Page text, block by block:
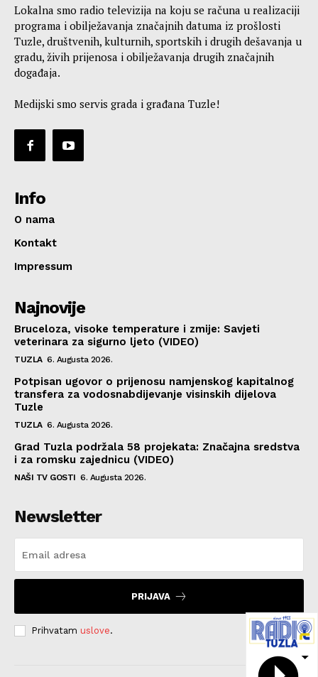
Lokalna smo radio televizija na koju se računa u realizaciji
programa i obilježavanja značajnih datuma iz prošlosti
Tuzle, društvenih, kulturnih, sportskih i drugih dešavanja u
gradu, živih prijenosa i obilježavanja drugih značajnih
događaja.
Medijski smo servis grada i građana Tuzle!
Info
O nama
Kontakt
Impressum
Najnovije
Bruceloza, visoke temperature i zmije: Savjeti
veterinara za sigurno ljeto (VIDEO)
TUZLA 6. Augusta 2026.
Potpisan ugovor o prijenosu namjenskog kapitalnog
transfera za vodosnabdijevanje visinskih dijelova
Tuzle
TUZLA 6. Augusta 2026.
Grad Tuzla podržala 58 projekata: Značajna sredstva
i za romsku zajednicu (VIDEO)
NAŠI TV GOSTI 6. Augusta 2026.
Newsletter
PRIJAVA
Prihvatam uslove.